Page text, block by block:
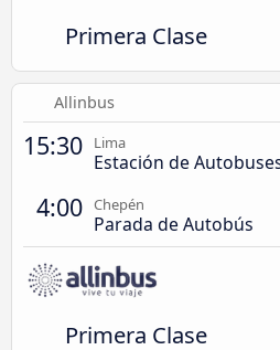
Primera Clase
Allinbus
15:30 Lima
Estación de
4:00 Chepén
Parada de Autobús
Primera Clase